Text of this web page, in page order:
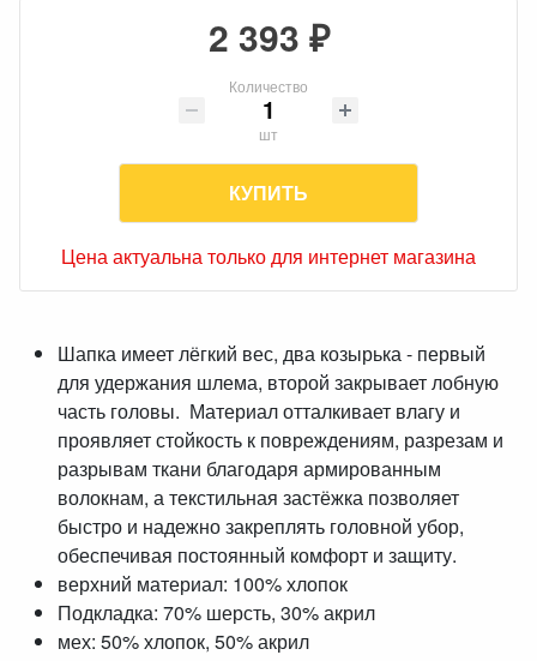
2 393 ₽
Количество
шт
КУПИТЬ
Цена актуальна только для интернет магазина
Шапка имеет лёгкий вес, два козырька - первый
для удержания шлема, второй закрывает лобную
часть головы. Материал отталкивает влагу и
проявляет стойкость к повреждениям, разрезам и
разрывам ткани благодаря армированным
волокнам, а текстильная застёжка позволяет
быстро и надежно закреплять головной убор,
обеспечивая постоянный комфорт и защиту.
верхний материал: 100% хлопок
Подкладка: 70% шерсть, 30% акрил
мех: 50% хлопок, 50% акрил